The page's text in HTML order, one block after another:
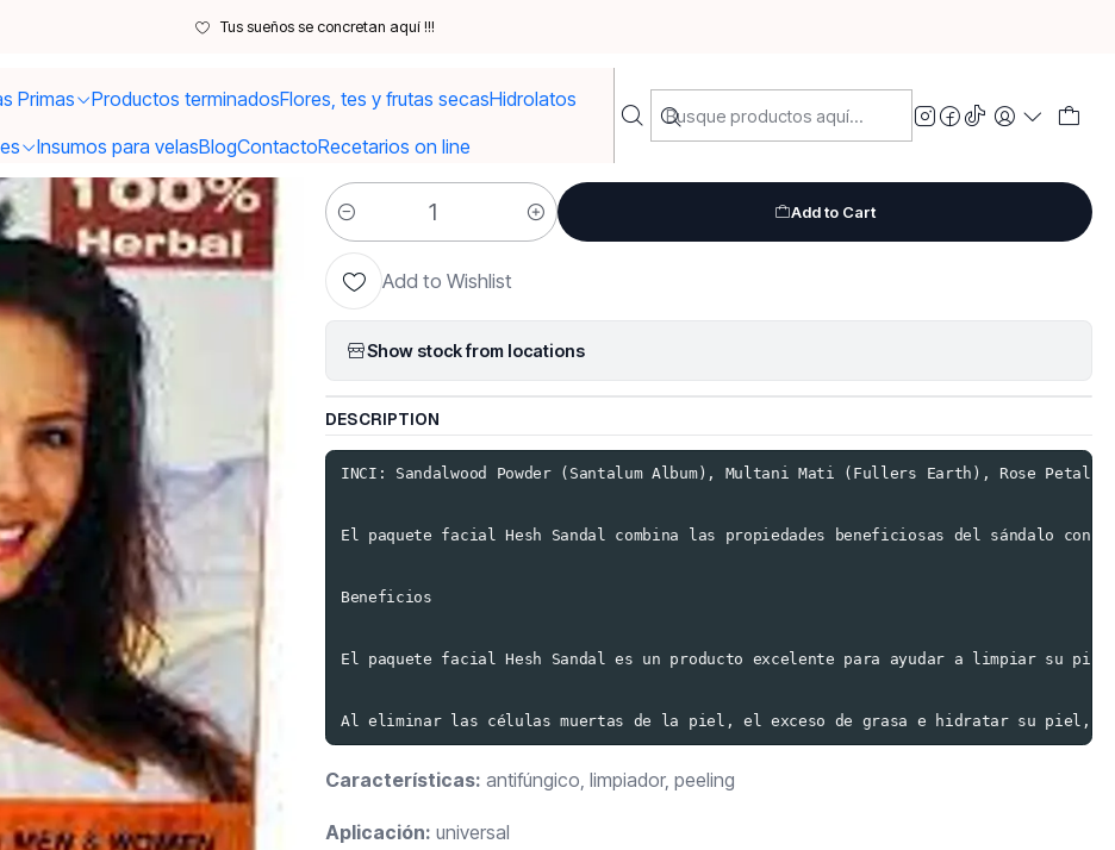
Primas Productos terminadosFlores, tes y frutas secasHidrolatos
Insumos para velasBlogContactoRecetarios on line
Tus sueños se concretan aquí !!!
Polvos/ Exfoliantes / Harinas Polvo ayurvédico Sandal
|
Polvo ayurvédico Sandal
Quantity
Add to Cart
Add to Wishlist
Show stock from locations
DESCRIPTION
INCI: Sandalwood Powder (Santalum Album), Multani Mati (Fullers Earth), Rose
El paquete facial Hesh Sandal combina las propiedades beneficiosas del sándalo
Beneficios
El paquete facial Hesh Sandal es un producto excelente para ayudar a limpiar su
Al eliminar las células muertas de la piel, el exceso de grasa e hidratar su piel, el
Características: antifúngico, limpiador, peeling
Aplicación: universal